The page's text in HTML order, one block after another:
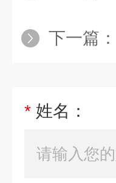
下一篇：
* 姓名：